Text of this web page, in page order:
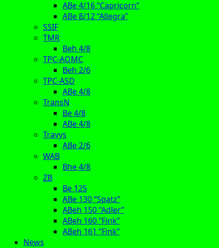
ABe 4/16 “Capricorn”
ABe 8/12 “Allegra”
SSIF
TMR
Beh 4/8
TPC-AOMC
Beh 2/6
TPC-ASD
ABe 4/8
TransN
Be 4/8
ABe 4/8
Travys
ABe 2/6
WAB
Bhe 4/8
ZB
Be 125
ABe 130 “Spatz”
ABeh 150 “Adler”
ABeh 160 “Fink”
ABeh 161 “Fink”
News